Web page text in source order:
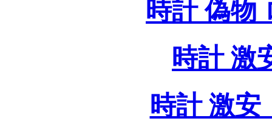
時計 偽物
時計 激
時計 激安